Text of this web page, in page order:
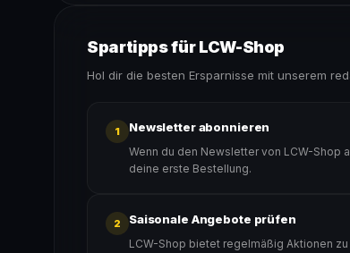
Spartipps für LCW-Shop
Hol dir die besten Ersparnisse mit unserem
1 Newsletter abonnieren
Wenn du den Newsletter von LCW-Shop
deine erste Bestellung.
2 Saisonale Angebote prüfen
LCW-Shop bietet regelmäßig Aktionen